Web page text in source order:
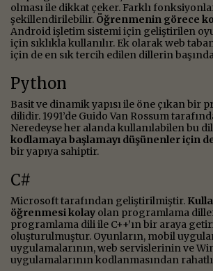
olması ile dikkat çeker. Farklı
şekillendirilebilir. Öğrenmenin görece
Android işletim sistemi için geliştirilen
için sıklıkla kullanılır. Ek olarak web
için de en sık tercih edilen dillerin
Python
Basit ve dinamik yapısı ile öne çıkan bir
dilidir. 1991’de Guido Van Rossum
Neredeyse her alanda kullanılabilen bu
kodlamaya başlamayı düşünenler için
bir yapıya sahiptir.
C#
Microsoft tarafından geliştirilmiştir.
öğrenmesi kolay olan programlama
programlama dili ile C++’ın bir araya
oluşturulmuştur. Oyunların, mobil
uygulamalarının, web servislerinin ve
uygulamalarının kodlanmasından